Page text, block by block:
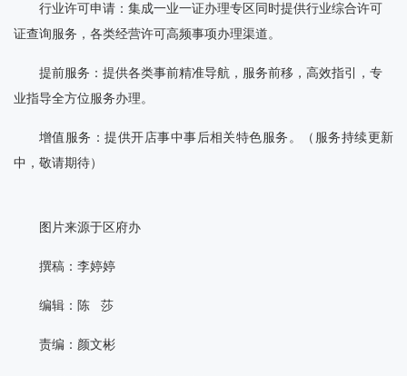
行业许可申请：集成一业一证办理专区同时提供行业综合许可
证查询服务，各类经营许可高频事项办理渠道。
提前服务：提供各类事前精准导航，服务前移，高效指引，专
业指导全方位服务办理。
增值服务：提供开店事中事后相关特色服务。（服务持续更新
中，敬请期待）
图片来源于区府办
撰稿：李婷婷
编辑：陈 莎
责编：颜文彬